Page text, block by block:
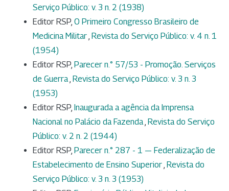
Serviço Público: v. 3 n. 2 (1938)
Editor RSP, O Primeiro Congresso Brasileiro de
Medicina Militar, Revista do Serviço Público: v. 4 n. 1
(1954)
Editor RSP, Parecer n.° 57/53 - Promoção. Serviços
de Guerra, Revista do Serviço Público: v. 3 n. 3
(1953)
Editor RSP, Inaugurada a agência da Imprensa
Nacional no Palácio da Fazenda, Revista do Serviço
Público: v. 2 n. 2 (1944)
Editor RSP, Parecer n.° 287 - 1 — Federalização de
Estabelecimento de Ensino Superior, Revista do
Serviço Público: v. 3 n. 3 (1953)